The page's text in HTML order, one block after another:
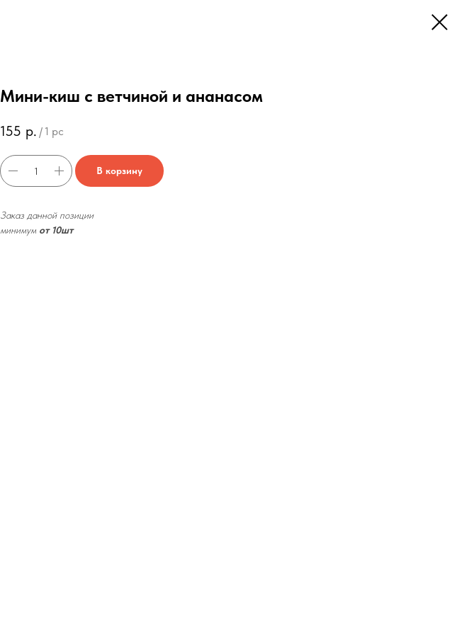
Мини-киш с ветчиной и ананасом
155 р. / 1 pc
В корзину
Заказ данной позиции
минимум от 10шт